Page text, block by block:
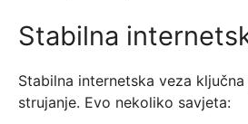
Stabilna
Stabilna internetska veza
strujanje. Evo nekoliko savjeta: